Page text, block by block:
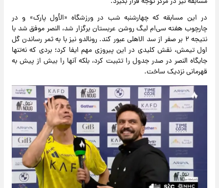
در این مسابقه که چهارشنبه شب در ورزشگاه «الأول پارک» و در
چارچوب هفته سی‌ام لیگ روشن عربستان برگزار شد، النصر موفق شد با
نتیجه ۲ بر صفر از سد الاهلی عبور کند. رونالدو نیز با به ثمر رساندن گل
اول تیمش، نقش کلیدی در این پیروزی مهم ایفا کرد؛ بردی که نه‌تنها
جایگاه النصر در صدر جدول را تثبیت کرد، بلکه آنها را بیش از پیش به
قهرمانی نزدیک ساخت.